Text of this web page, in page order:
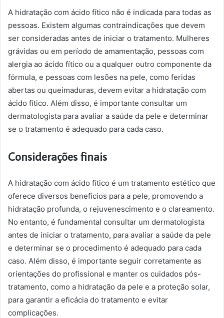
A hidratação com ácido fítico não é indicada para todas as
pessoas. Existem algumas contraindicações que devem
ser consideradas antes de iniciar o tratamento. Mulheres
grávidas ou em período de amamentação, pessoas com
alergia ao ácido fítico ou a qualquer outro componente da
fórmula, e pessoas com lesões na pele, como feridas
abertas ou queimaduras, devem evitar a hidratação com
ácido fítico. Além disso, é importante consultar um
dermatologista para avaliar a saúde da pele e determinar
se o tratamento é adequado para cada caso.
Considerações finais
A hidratação com ácido fítico é um tratamento estético que
oferece diversos benefícios para a pele, promovendo a
hidratação profunda, o rejuvenescimento e o clareamento.
No entanto, é fundamental consultar um dermatologista
antes de iniciar o tratamento, para avaliar a saúde da pele
e determinar se o procedimento é adequado para cada
caso. Além disso, é importante seguir corretamente as
orientações do profissional e manter os cuidados pós-
tratamento, como a hidratação da pele e a proteção solar,
para garantir a eficácia do tratamento e evitar
complicações.